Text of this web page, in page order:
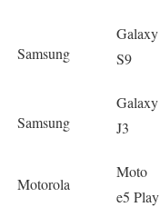
Samsung
Galaxy
S9
Samsung
Galaxy
J3
Motorola
Moto
e5 Play